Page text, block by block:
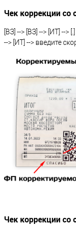
Чек коррекции со
[ВЗ] --> [ВЗ] --> [ИТ] -->
--> [ИТ] --> введите
Чек коррекции со